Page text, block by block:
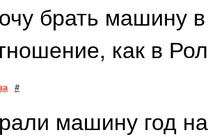
брать машину
как в
#
машину год